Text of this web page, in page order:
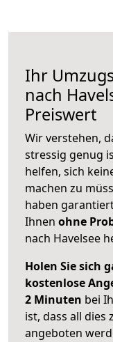
Ihr
nach
Preiswert
Wir verstehen,
stressig genug
helfen, sich
machen zu
haben
Ihnen ohne
nach Havelsee
Holen Sie sich
kostenlose
2 Minuten bei
ist, dass all dies
angeboten